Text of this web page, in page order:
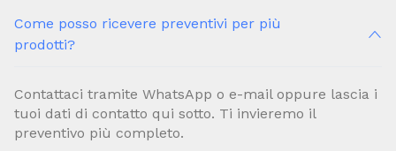
Come posso ricevere preventivi per più
prodotti?
Contattaci tramite WhatsApp o e-mail oppure lascia i
tuoi dati di contatto qui sotto. Ti invieremo il
preventivo più completo.